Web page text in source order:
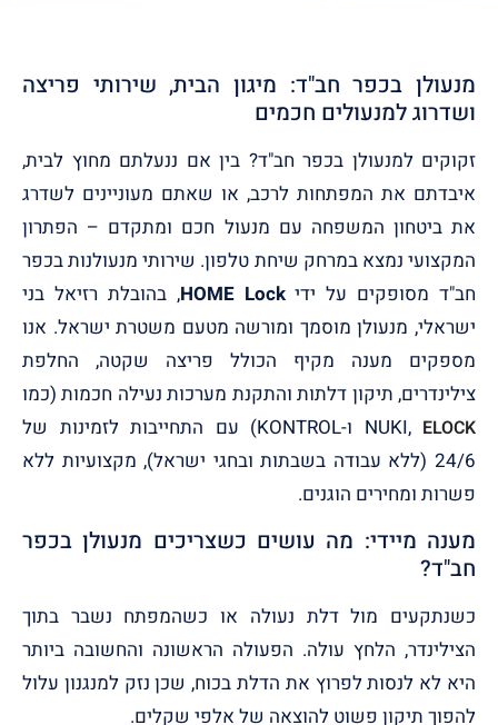
מנעולן בכפר חב"ד: מיגון הבית, שירותי פריצה
ושדרוג למנעולים חכמים
זקוקים למנעולן בכפר חב"ד? בין אם ננעלתם מחוץ לבית,
איבדתם את המפתחות לרכב, או שאתם מעוניינים לשדרג
את ביטחון המשפחה עם מנעול חכם ומתקדם – הפתרון
המקצועי נמצא במרחק שיחת טלפון. שירותי מנעולנות בכפר
חב"ד מסופקים על ידיHOME Lock, בהובלת רזיאל בני
ישראלי, מנעולן מוסמך ומורשה מטעם משטרת ישראל. אנו
מספקים מענה מקיף הכולל פריצה שקטה, החלפת
צילינדרים, תיקון דלתות והתקנת מערכות נעילה חכמות (כמו
NUKI, ELOCK
ו-KONTROL) עם התחייבות לזמינות של
24/6 (ללא עבודה בשבתות ובחגי ישראל), מקצועיות ללא
פשרות ומחירים הוגנים.
מענה מיידי: מה עושים כשצריכים מנעולן בכפר
חב"ד?
כשנתקעים מול דלת נעולה או כשהמפתח נשבר בתוך
הצילינדר, הלחץ עולה. הפעולה הראשונה והחשובה ביותר
היא לא לנסות לפרוץ את הדלת בכוח, שכן נזק למנגנון עלול
להפוך תיקון פשוט להוצאה של אלפי שקלים.